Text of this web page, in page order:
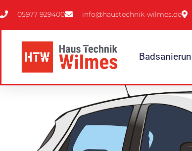
05977 929400 info@haustechnik-wilmes.de